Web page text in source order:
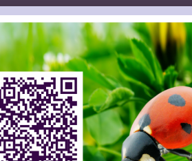
Laat Uw Reactie Achter
positief over de omzet van vorig jaar.
van de ondervraagde
ze meer omzet hebben gedraaid
als in 2019. Vooral aan het
in het laatste kwartaal duidelijk
wijn liet zich niet uit het veld slaan